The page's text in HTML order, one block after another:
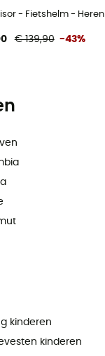
- Fietshelm - Heren
€ 139,90 -43%
kinderen
kinderen